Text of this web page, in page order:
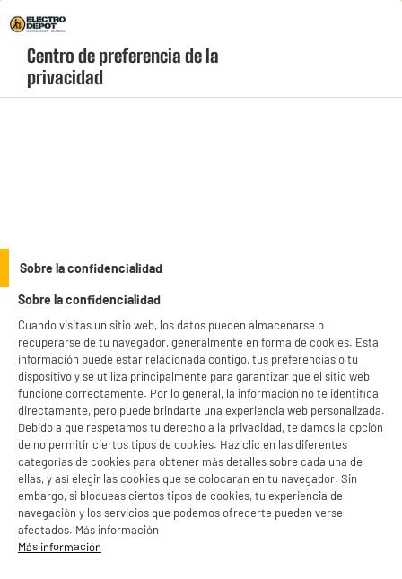
Menú
geolocation-header-icon-text
account
Centro de preferencia de la
privacidad
Sobre la confidencialidad
Sobre la confidencialidad
Cuando visitas un sitio web, los datos pueden almacenarse o
recuperarse de tu navegador, generalmente en forma de cookies. Esta
información puede estar relacionada contigo, tus preferencias o tu
dispositivo y se utiliza principalmente para garantizar que el sitio web
funcione correctamente. Por lo general, la información no te identifica
directamente, pero puede brindarte una experiencia web personalizada.
Debido a que respetamos tu derecho a la privacidad, te damos la opción
de no permitir ciertos tipos de cookies. Haz clic en las diferentes
categorías de cookies para obtener más detalles sobre cada una de
ellas, y así elegir las cookies que se colocarán en tu navegador. Sin
embargo, si bloqueas ciertos tipos de cookies, tu experiencia de
navegación y los servicios que podemos ofrecerte pueden verse
afectados. Más información
Más información